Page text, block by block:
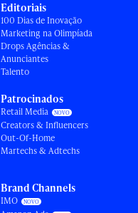
Editoriais
100 Dias de Inovação
Marketing na Olimpíada
Drops Agências &
Anunciantes
Talento
Patrocinados
Retail Media
Creators & Influencers
Out-Of-Home
Martechs & Adtechs
Brand Channels
IMO